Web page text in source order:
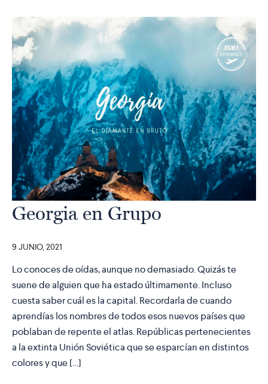
Georgia en Grupo
9 JUNIO, 2021
Lo conoces de oídas, aunque no demasiado. Quizás te
suene de alguien que ha estado últimamente. Incluso
cuesta saber cuál es la capital. Recordarla de cuando
aprendías los nombres de todos esos nuevos países que
poblaban de repente el atlas. Repúblicas pertenecientes
a la extinta Unión Soviética que se esparcían en distintos
colores y que […]